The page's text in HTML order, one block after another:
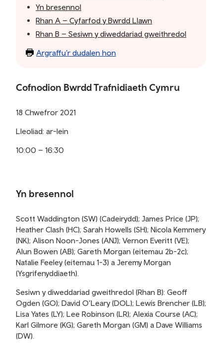
Cofnodion Bwrdd Trafnidiaeth Cymru
18 Chwefror 2021
Lleoliad: ar-lein
10:00 – 16:30
Yn bresennol
Scott Waddington (SW) (Cadeirydd); James Price (JP);
Heather Clash (HC); Sarah Howells (SH); Nicola Kemmery
(NK); Alison Noon-Jones (ANJ); Vernon Everitt (VE);
Alun Bowen (AB); Gareth Morgan (eitemau 2b-2c);
Natalie Feeley (eitemau 1-3) a Jeremy Morgan
(Ysgrifenyddiaeth).
Sesiwn y diweddariad gweithredol (Rhan B): Geoff
Ogden (GO); David O’Leary (DOL); Lewis Brencher (LB);
Lisa Yates (LY); Lee Robinson (LR); Alexia Course (AC);
Karl Gilmore (KG); Gareth Morgan (GM) a Dave Williams
(DW).
Yn bresennol
Rhan A – Cyfarfod y Bwrdd Llawn
Rhan B – Sesiwn y diweddariad gweithredol
Argraffu’r dudalen hon